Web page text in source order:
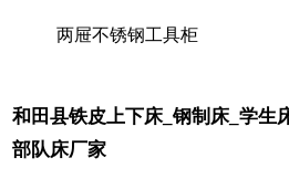
两屉不锈钢工具柜
和田县铁皮上下床_钢制床_学生
部队床厂家